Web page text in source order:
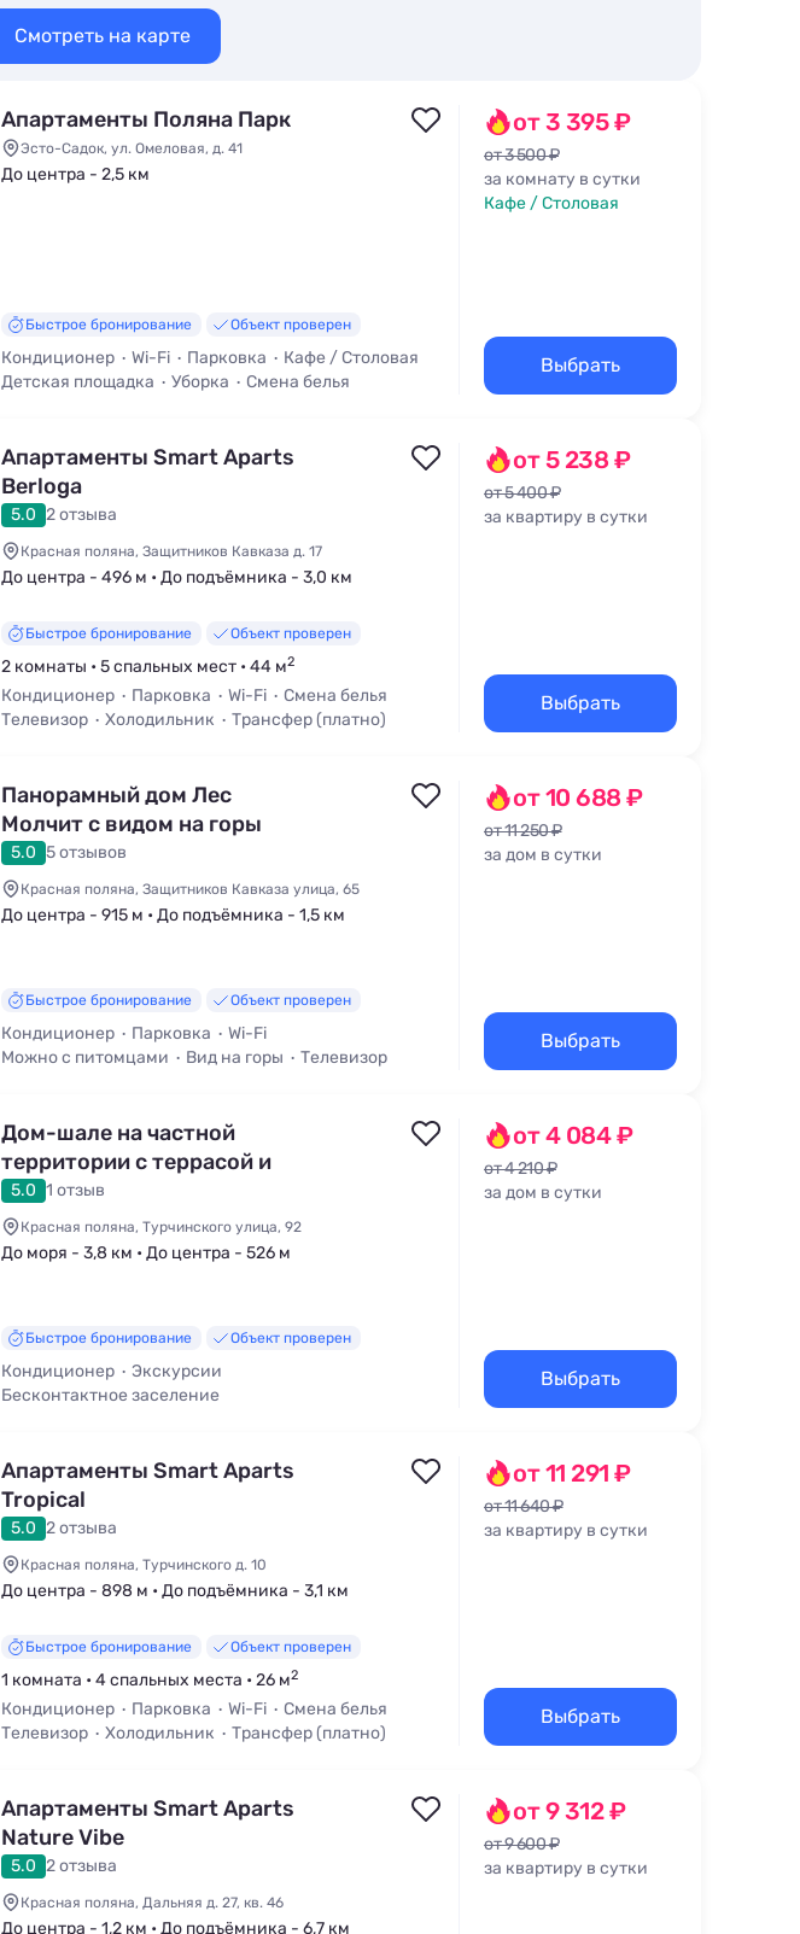
Смотреть на карте
Апартаменты Поляна Парк
Эсто-Садок, ул. Омеловая, д. 41
До центра - 2,5 км
Быстрое бронирование Объект проверен
Кондиционер Wi-Fi Парковка
Кафе / Столовая
Детская площадка
Уборка Смена белья
от 3 395 ₽
от 3 500 ₽
за комнату в сутки
Кафе / Столовая
Выбрать
Апартаменты Smart Aparts
Berloga
5.0 2 отзыва
Красная поляна, Защитников Кавказа д. 17
До центра - 496 м • До подъёмника - 3,0 км
Быстрое бронирование Объект проверен
2 комнаты • 5 спальных мест • 44 м2
Кондиционер Парковка Wi-Fi
Смена белья
Телевизор
Холодильник Трансфер (платно)
от 5 238 ₽
от 5 400 ₽
за квартиру в сутки
Выбрать
Панорамный дом Лес
Молчит с видом на горы
5.0 5 отзывов
Красная поляна, Защитников Кавказа улица, 65
До центра - 915 м • До подъёмника - 1,5 км
Быстрое бронирование Объект проверен
Кондиционер Парковка
Wi-Fi
Можно с питомцами
Вид на горы
Телевизор
от 10 688 ₽
от 11 250 ₽
за дом в сутки
Выбрать
Дом-шале на частной
территории с террасой и
видом на горы
5.0 1 отзыв
Красная поляна, Турчинского улица, 92
До моря - 3,8 км • До центра - 526 м
Быстрое бронирование Объект проверен
Кондиционер
Экскурсии
Бесконтактное заселение
от 4 084 ₽
от 4 210 ₽
за дом в сутки
Выбрать
Апартаменты Smart Aparts
Tropical
5.0 2 отзыва
Красная поляна, Турчинского д. 10
До центра - 898 м • До подъёмника - 3,1 км
Быстрое бронирование Объект проверен
1 комната • 4 спальных места • 26 м2
Кондиционер Парковка Wi-Fi
Смена белья
Телевизор
Холодильник Трансфер (платно)
от 11 291 ₽
от 11 640 ₽
за квартиру в сутки
Выбрать
Апартаменты Smart Aparts
Nature Vibe
5.0 2 отзыва
Красная поляна, Дальняя д. 27, кв. 46
До центра - 1,2 км • До подъёмника - 6,7 км
от 9 312 ₽
от 9 600 ₽
за квартиру в сутки